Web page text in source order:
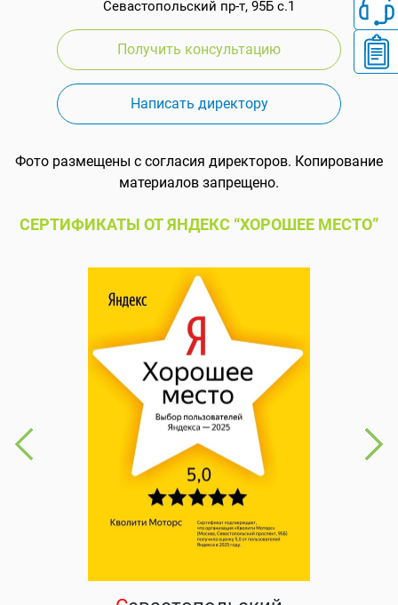
Севастопольский пр-т, 95Б с.1
Получить консультацию
Написать директору
Фото размещены с согласия директоров. Копирование
материалов запрещено.
СЕРТИФИКАТЫ ОТ ЯНДЕКС “ХОРОШЕЕ МЕСТО”